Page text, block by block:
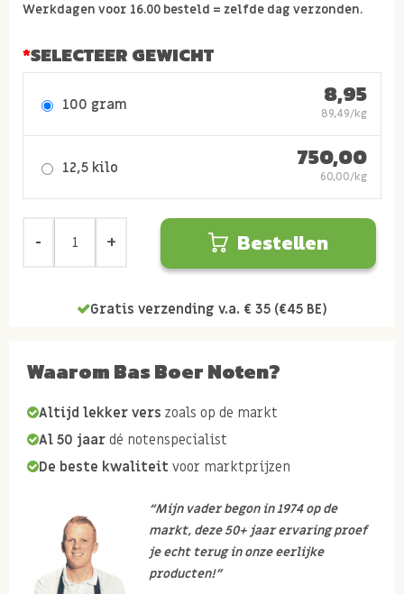
Werkdagen voor 16.00 besteld = zelfde dag verzonden.
SELECTEER GEWICHT
100 gram 8,95
89,49/kg
12,5 kilo 750,00
60,00/kg
Bestellen
Gratis verzending v.a. € 35 (€45 BE)
Waarom Bas Boer Noten?
Altijd lekker vers zoals op de markt
Al 50 jaar dé notenspecialist
De beste kwaliteit voor marktprijzen
“Mijn vader begon in 1974 op de
markt, deze 50+ jaar ervaring proef
je echt terug in onze eerlijke
producten!”